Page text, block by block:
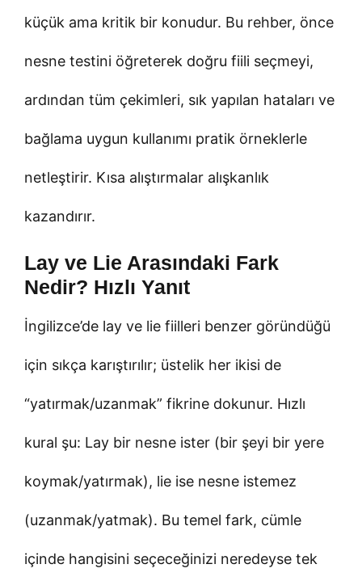
küçük ama kritik bir konudur. Bu rehber, önce
nesne testini öğreterek doğru fiili seçmeyi,
ardından tüm çekimleri, sık yapılan hataları ve
bağlama uygun kullanımı pratik örneklerle
netleştirir. Kısa alıştırmalar alışkanlık
kazandırır.
Lay ve Lie Arasındaki Fark
Nedir? Hızlı Yanıt
İngilizce’de lay ve lie fiilleri benzer göründüğü
için sıkça karıştırılır; üstelik her ikisi de
“yatırmak/uzanmak” fikrine dokunur. Hızlı
kural şu: Lay bir nesne ister (bir şeyi bir yere
koymak/yatırmak), lie ise nesne istemez
(uzanmak/yatmak). Bu temel fark, cümle
içinde hangisini seçeceğinizi neredeyse tek